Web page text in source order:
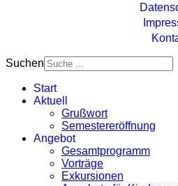
Suchen
Start
Aktuell
Grußwort
Semestereröffnung
Angebot
Gesamtprogramm
Vorträge
Exkursionen